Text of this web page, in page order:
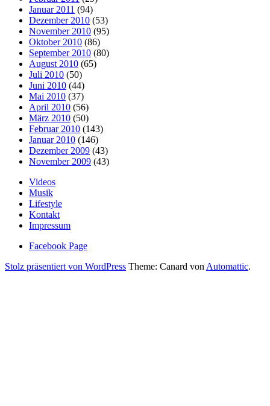
Januar 2011 (94)
Dezember 2010 (53)
November 2010 (95)
Oktober 2010 (86)
September 2010 (80)
August 2010 (65)
Juli 2010 (50)
Juni 2010 (44)
Mai 2010 (37)
April 2010 (56)
März 2010 (50)
Februar 2010 (143)
Januar 2010 (146)
Dezember 2009 (43)
November 2009 (43)
Videos
Musik
Lifestyle
Kontakt
Impressum
Facebook Page
Stolz präsentiert von WordPress Theme: Canard von Automattic.